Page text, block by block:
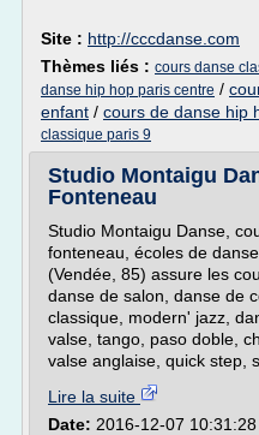
Site : http://cccdanse.com
Thèmes liés : cours danse
danse hip hop paris centre /
enfant / cours de danse hip
classique paris 9
Studio Montaigu
Fonteneau
Studio Montaigu Danse,
fonteneau, écoles de
(Vendée, 85) assure les
danse de salon, danse de
classique, modern' jazz,
valse, tango, paso doble,
valse anglaise, quick step,
Lire la suite
Date: 2016-12-07 10:31:28